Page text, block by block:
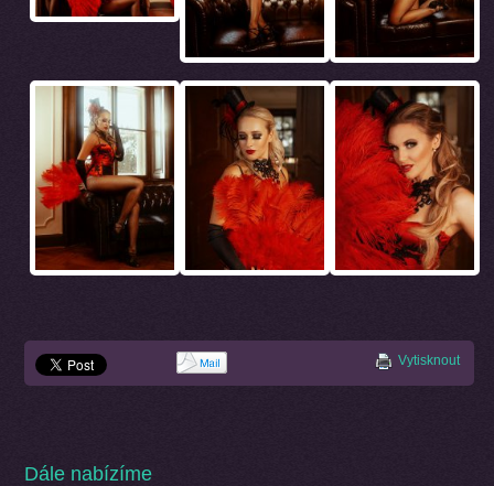
Vytisknout
Dále nabízíme